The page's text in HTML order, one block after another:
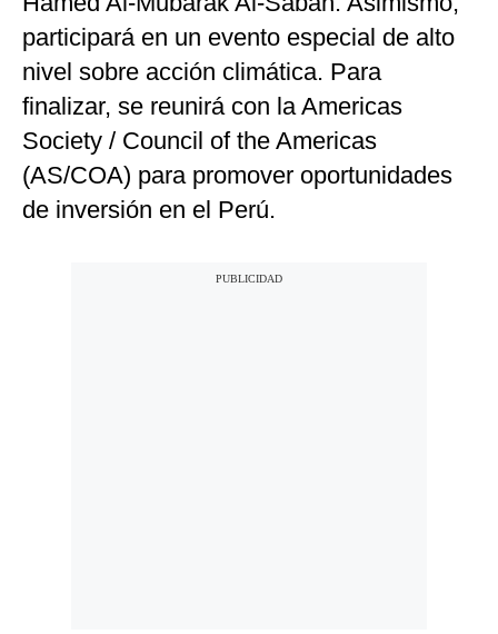
participará en un evento especial de alto
nivel sobre acción climática. Para
finalizar, se reunirá con la Americas
Society / Council of the Americas
(AS/COA) para promover oportunidades
de inversión en el Perú.